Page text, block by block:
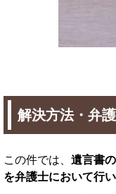
解決方法・弁
この件では、 遺言書
を弁護士において行い